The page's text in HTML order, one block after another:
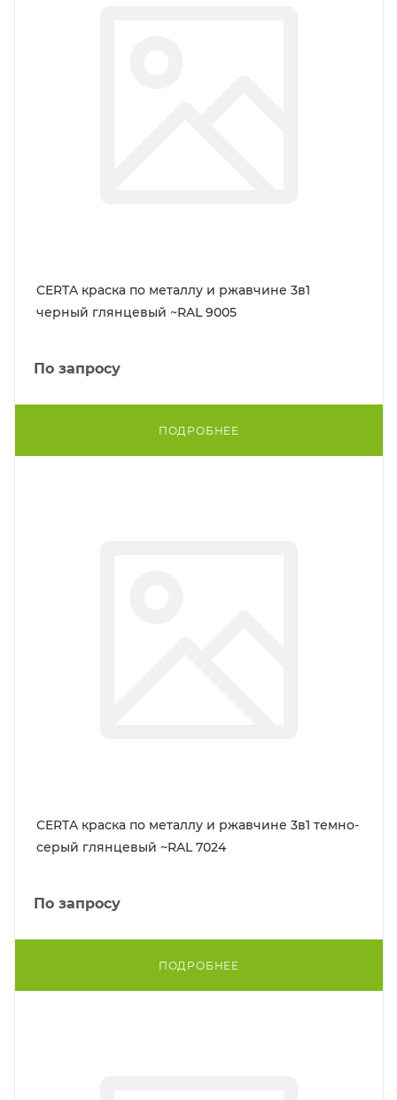
CERTA краска по металлу и ржавчине 3в1
черный глянцевый ~RAL 9005
По запросу
ПОДРОБНЕЕ
CERTA краска по металлу и ржавчине 3в1 темно-
серый глянцевый ~RAL 7024
По запросу
ПОДРОБНЕЕ